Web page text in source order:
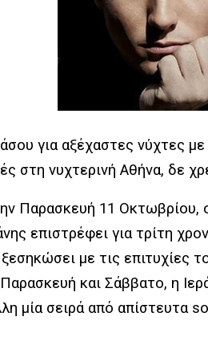
για αξέχαστες νύχτες
στη νυχτερινή Αθήνα, δε
Παρασκευή 11 Οκτωβρίου,
επιστρέφει για τρίτη
με τις επιτυχίες
και Σάββατο, η
μία σειρά από απίστευτα